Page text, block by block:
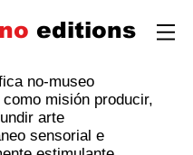
no editions
no-museo
como misión producir,
arte
sensorial e